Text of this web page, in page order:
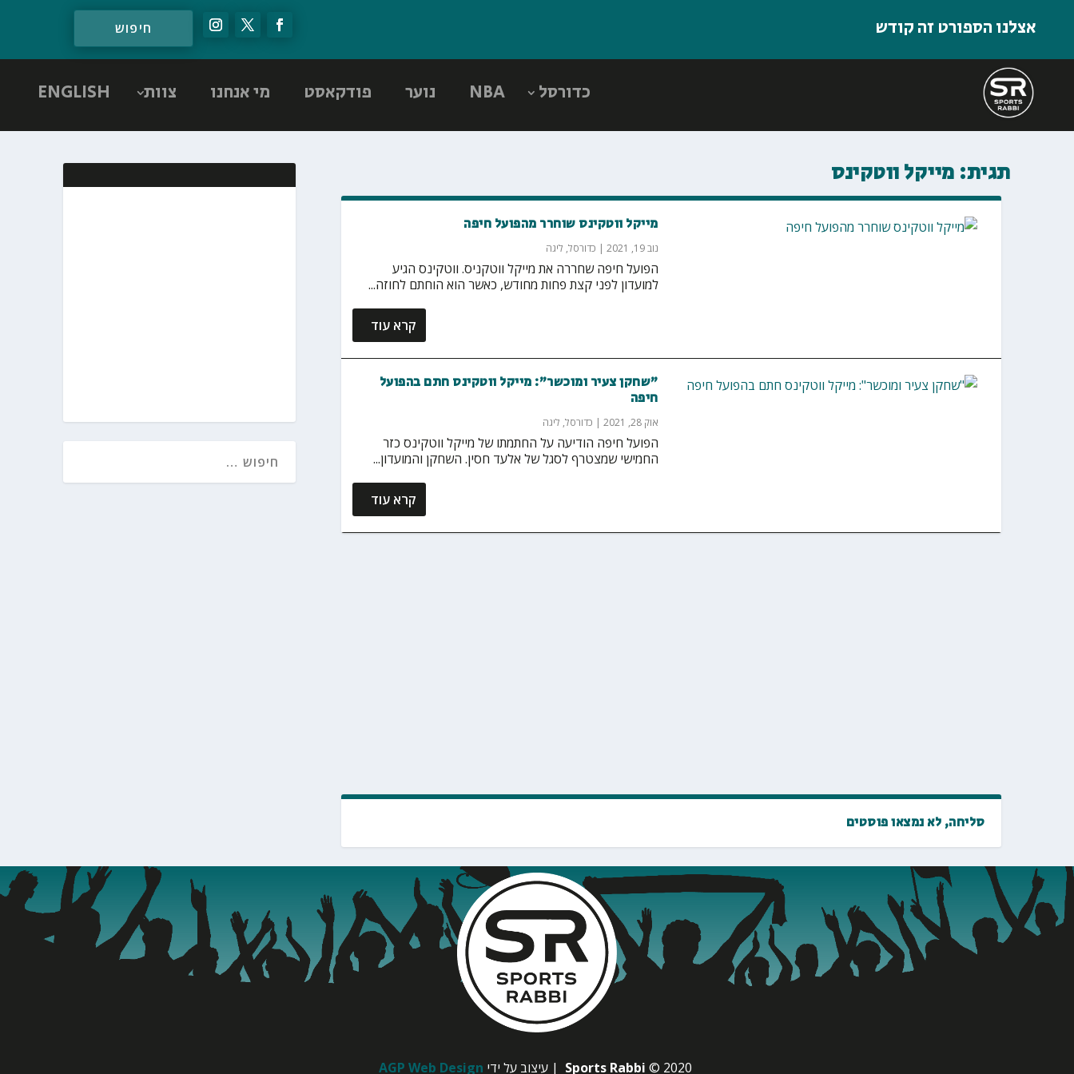
אצלנו הספורט זה קודש
כדורסל NBA נוער פודקאסט מי אנחנו צוות ENGLISH
תגית: מייקל ווטקינס
מייקל ווטקינס שוחרר מהפועל חיפה
נוב 19, 2021 | כדורסל, ליגה
הפועל חיפה שחררה את מייקל ווטקניס. ווטקינס הגיע
למועדון לפני קצת פחות מחודש, כאשר הוא הוחתם לחוזה...
קרא עוד
"שחקן צעיר ומוכשר": מייקל ווטקינס חתם בהפועל
חיפה
אוק 28, 2021 | כדורסל, ליגה
הפועל חיפה הודיעה על החתמתו של מייקל ווטקינס כזר
החמישי שמצטרף לסגל של אלעד חסין. השחקן והמועדון...
קרא עוד
סליחה, לא נמצאו פוסטים
Sports Rabbi © 2020 | עיצוב על ידי AGP Web Design